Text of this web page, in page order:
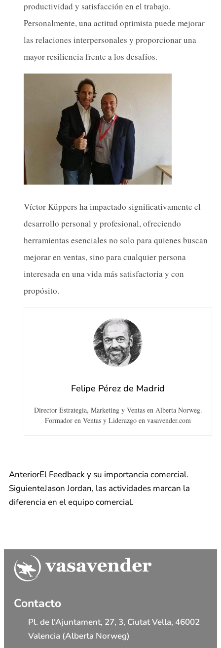
productividad y satisfacción en el trabajo.
Personalmente, una actitud optimista puede mejorar
las relaciones interpersonales y proporcionar una
mayor resiliencia frente a los desafíos.
Víctor Küppers ha impactado significativamente el
desarrollo personal y profesional, ofreciendo
herramientas esenciales no solo para quienes buscan
mejorar en ventas, sino para cualquier persona
interesada en una vida más satisfactoria y con
propósito.
Felipe Pérez de Madrid
Director Estrategia, Marketing y Ventas en Alberta Norweg.
Formador en Ventas y Liderazgo en vasavender.com
AnteriorEl Feedback y su importancia comercial.
SiguienteJason Jordan, las actividades marcan la
diferencia en el equipo comercial.
Contacto
Pl. de l'Ajuntament, 27, 3, Ciutat Vella, 46002
Valencia (Alberta Norweg)